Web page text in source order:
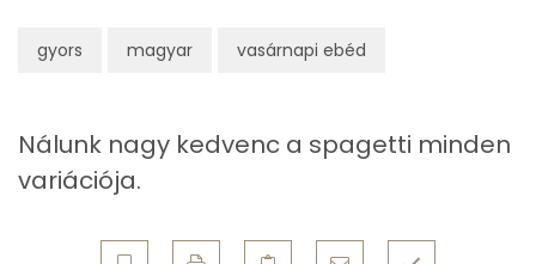
gyors magyar vasárnapi ebéd
Összesen
Zsír
Összesen
65.6 g
Nálunk nagy kedvenc a spagetti minden
variációja.